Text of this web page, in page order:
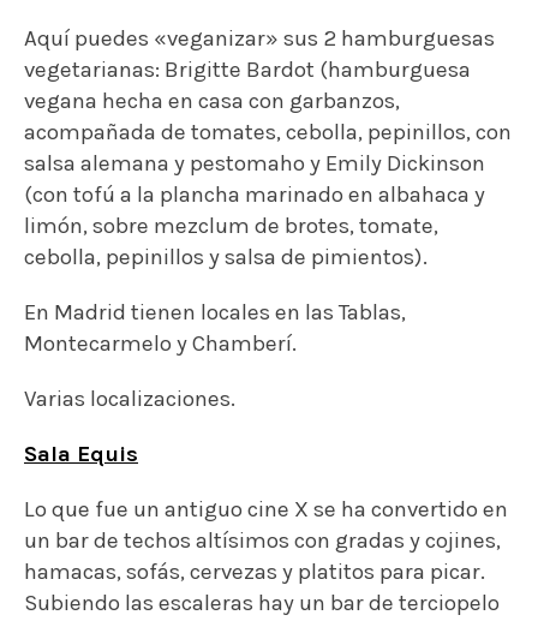
Varias localizaciones.
Sala Equis
Lo que fue un antiguo cine X se ha convertido en
un bar de techos altísimos con gradas y cojines,
hamacas, sofás, cervezas y platitos para picar.
Subiendo las escaleras hay un bar de terciopelo
en el que estar más tranquilo. Y subiendo un
poco más, te encuentras una sala de cine con 55
películas en versión original..
Aquí también hay opción de hamburguesa
aguacate grill y mayo kimchi.
Calle del Duque de Alba, 4, 28012 Madrid
(Lavapiés).